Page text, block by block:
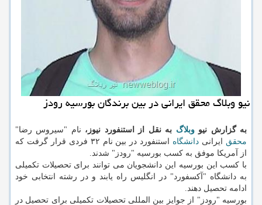
نیو وبلاگ محقق ایرانی در بین برندگان بورسیه رودز
به گزارش نیووبلاگ به نقل از استنفورد نیوز، نام "سیروس رضا"
محققایرانی دانشگاه
استنفورد در بین نام ۳۲ فردی قرار گرفت كه
از آمریكا موفق به كسب بورسیه "رودز" شدند.
با كسب این بورسیه این دانشجویان می توانند برای تحصیلات تكمیلی
به دانشگاه "آكسفورد" در انگلیس راه یابند و در رشته انتخابی خود
ادامه تحصیل دهند.
بورسیه "رودز" از جوایز بین المللی تحصیلات تكمیلی برای تحصیل در